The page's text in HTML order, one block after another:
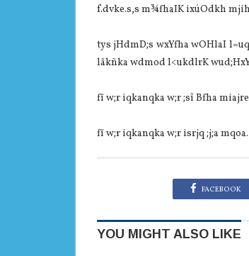
f.dvke.s,s m¾fhaIK ixúOdkh
tys jHdmD;s wxYfha wOHlaI
läkñka wdmod l<ukdlrK
fï w;r iqkanqka w;r ;sî Bfha
fï w;r iqkanqka w;r isrjq ;j;a
FACEBOOK
YOU MIGHT ALSO LIKE